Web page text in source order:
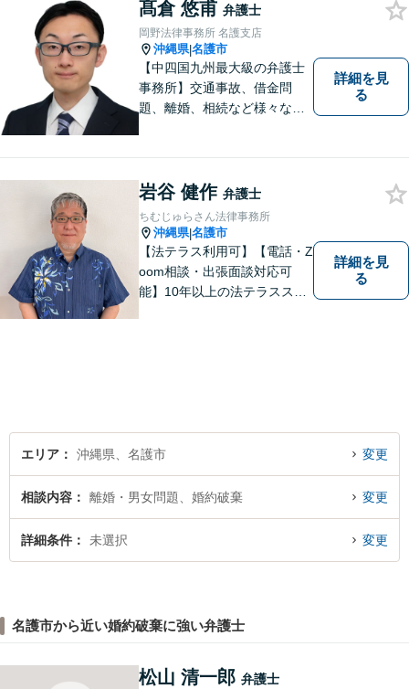
髙倉 悠甫 弁護士
岡野法律事務所 名護支店
沖縄県|名護市
【中四国九州最大級の弁護士
事務所】交通事故、借金問
題、離婚、相続など様々な問
い！
詳細を見
る
岩谷 健作 弁護士
ちむじゅらさん法律事務所
沖縄県|名護市
【法テラス利用可】【電話・Z
oom相談・出張面談対応可
能】10年以上の法テラススタ
名護市】
詳細を見
る
エリア 沖縄県、名護市 変更
相談内容 離婚・男女問題、婚約破棄 変更
詳細条件 未選択 変更
名護市から近い婚約破棄に強い弁護士
松山 清一郎 弁護士